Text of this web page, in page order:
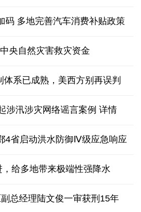
码 多地完善汽车消费补贴政策
央自然灾害救灾资金
系已成熟，美西方别再误判
涉汛涉灾网络谣言案例 详情
4省启动洪水防御Ⅳ级应急响应
，给多地带来极端性强降水
总经理陆文俊一审获刑15年